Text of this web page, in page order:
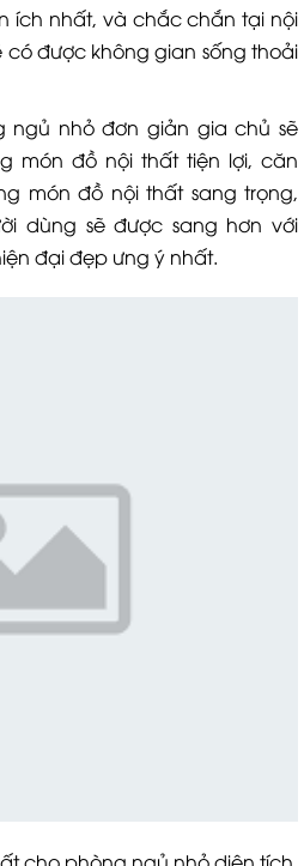
ích nhất, và chắc chắn tại nội
có được không gian sống thoải
ngủ nhỏ đơn giản gia chủ sẽ
món đồ nội thất tiện lợi, căn
món đồ nội thất sang trọng,
dùng sẽ được sang hơn với
đại đẹp ưng ý nhất.